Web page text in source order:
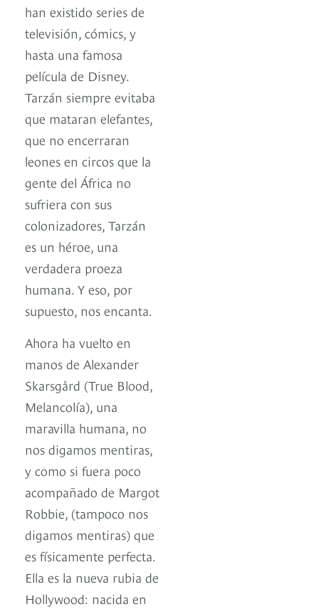
han existido series de
televisión, cómics, y
hasta una famosa
película de Disney.
Tarzán siempre evitaba
que mataran elefantes,
que no encerraran
leones en circos que la
gente del África no
sufriera con sus
colonizadores, Tarzán
es un héroe, una
verdadera proeza
humana. Y eso, por
supuesto, nos encanta.
Ahora ha vuelto en
manos de Alexander
Skarsgård (True Blood,
Melancolía), una
maravilla humana, no
nos digamos mentiras,
y como si fuera poco
acompañado de Margot
Robbie, (tampoco nos
digamos mentiras) que
es físicamente perfecta.
Ella es la nueva rubia de
Hollywood: nacida en